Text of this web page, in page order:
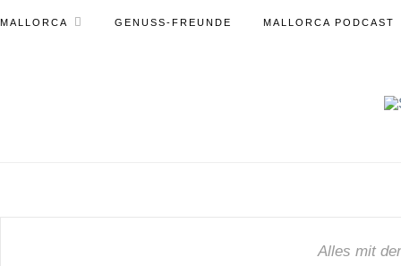
MALLORCA GENUSS-FREUNDE MALLORCA PODCAST
Alles mit